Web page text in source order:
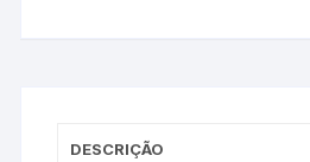
DESCRIÇÃO